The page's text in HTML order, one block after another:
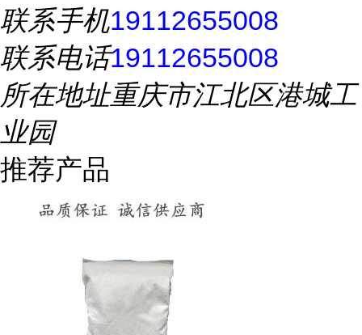
联系手机19112655008
联系电话19112655008
所在地址重庆市江北区港城工
业园
推荐产品